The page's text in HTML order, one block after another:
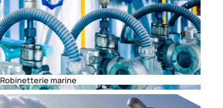
Robinetterie marine